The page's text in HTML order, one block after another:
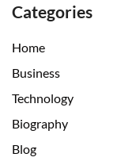
Categories
Home
Business
Technology
Biography
Blog